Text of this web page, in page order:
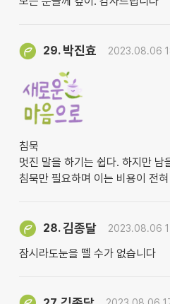
29. 박진효 2023.08.06
침묵
멋진 말을 하기는 쉽다. 하지만 남
침묵만 필요하며 이는 비용이 전
28.김종달 2023.08.06
잠시라도눈을 뗄 수가 없습니다